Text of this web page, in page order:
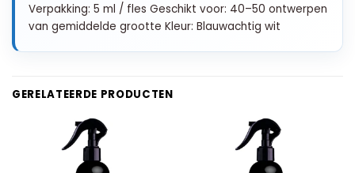
Verpakking: 5 ml / fles Geschikt voor: 40–50 ontwerpen
van gemiddelde grootte Kleur: Blauwachtig wit
GERELATEERDE PRODUCTEN